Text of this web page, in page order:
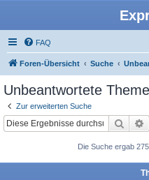
FAQ
Foren-Übersicht Suche
Unbeantwortete
Zur erweiterten Suche
Suche
Die Suche ergab